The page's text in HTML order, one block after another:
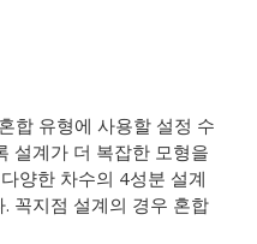
합 유형에 사용할 설정 수
설계가 더 복잡한 모형을
양한 차수의 4성분 설계
꼭지점 설계의 경우 혼합